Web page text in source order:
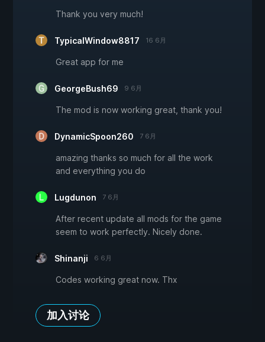
Thank you very much!
TypicalWindow8817 16 6月
Great app for me
GeorgeBush69 9 6月
The mod is now working great, thank you!
DynamicSpoon260 7 6月
amazing thanks so much for all the work
and everything you do
Lugdunon 7 6月
After recent update all mods for the game
seem to work perfectly. Nicely done.
Shinanji 6 6月
Codes working great now. Thx
加入讨论